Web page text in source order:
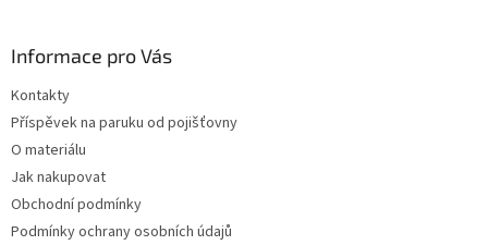
Informace pro Vás
Kontakty
Příspěvek na paruku od pojišťovny
O materiálu
Jak nakupovat
Obchodní podmínky
Podmínky ochrany osobních údajů